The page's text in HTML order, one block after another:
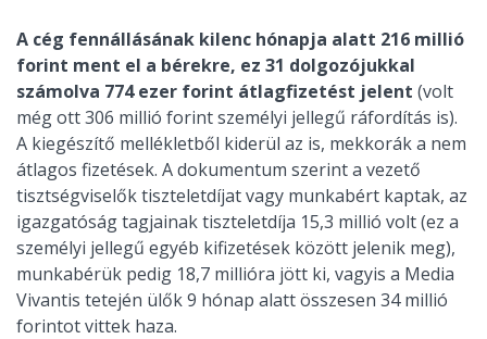
A cég fennállásának kilenc hónapja alatt 216 millió
forint ment el a bérekre, ez 31 dolgozójukkal
számolva 774 ezer forint átlagfizetést jelent (volt
még ott 306 millió forint személyi jellegű ráfordítás is).
A kiegészítő mellékletből kiderül az is, mekkorák a nem
átlagos fizetések. A dokumentum szerint a vezető
tisztségviselők tiszteletdíjat vagy munkabért kaptak, az
igazgatóság tagjainak tiszteletdíja 15,3 millió volt (ez a
személyi jellegű egyéb kifizetések között jelenik meg),
munkabérük pedig 18,7 millióra jött ki, vagyis a Media
Vivantis tetején ülők 9 hónap alatt összesen 34 millió
forintot vittek haza.